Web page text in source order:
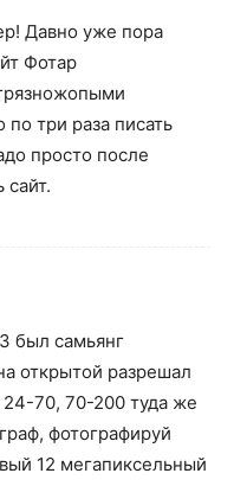
Давно уже пора
Фотар
три раза писать
просто после
сайт.
был самьянг
открытой разрешал
70, 70-200 туда же
фотографируй
12 мегапиксельный